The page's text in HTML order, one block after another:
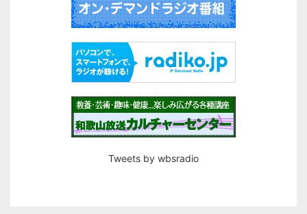
Tweets by wbsradio